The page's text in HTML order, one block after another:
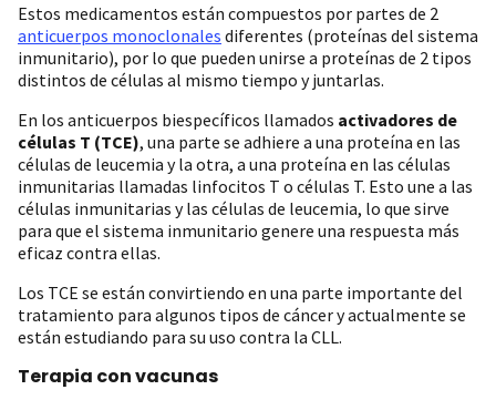
Estos medicamentos están compuestos por partes de 2
anticuerpos monoclonales diferentes (proteínas del sistema
inmunitario), por lo que pueden unirse a proteínas de 2 tipos
distintos de células al mismo tiempo y juntarlas.
En los anticuerpos biespecíficos llamados activadores de
células T (TCE), una parte se adhiere a una proteína en las
células de leucemia y la otra, a una proteína en las células
inmunitarias llamadas linfocitos T o células T. Esto une a las
células inmunitarias y las células de leucemia, lo que sirve
para que el sistema inmunitario genere una respuesta más
eficaz contra ellas.
Los TCE se están convirtiendo en una parte importante del
tratamiento para algunos tipos de cáncer y actualmente se
están estudiando para su uso contra la CLL.
Terapia con vacunas